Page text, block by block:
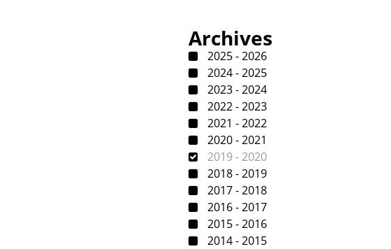
Archives
2025 - 2026
2024 - 2025
2023 - 2024
2022 - 2023
2021 - 2022
2020 - 2021
2019 - 2020
2018 - 2019
2017 - 2018
2016 - 2017
2015 - 2016
2014 - 2015